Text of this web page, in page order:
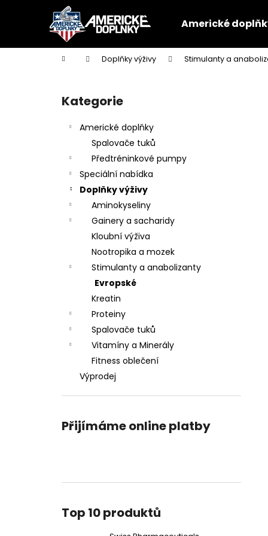
Americké
Domů Doplňky výživy Stimulanty a
Přeskočit
kategorie
Kategorie
Americké doplňky
Spalovače tuků
Předtréninkové pumpy
Speciální nabídka
Doplňky výživy
Aminokyseliny
Gainery a sacharidy
Kloubní výživa
Nootropika a mozek
Stimulanty a anabolizanty
Evropské
Kreatin
Proteiny
Spalovače tuků
Vitamíny a Minerály
Fitness oblečení
Výprodej
Přijímáme online platby
Top 10 produktů
í
Zpět
do
Zpět
do
SWISS PHARMACEUTICALS IBUTAMOREN
MK-677 45 KAPSÚL
1 790 Kč
2 190 Kč